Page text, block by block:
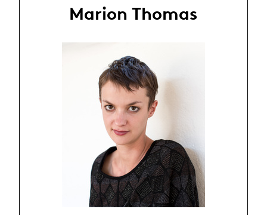
Marion Thomas